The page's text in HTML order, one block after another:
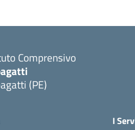
Comprensivo
(PE)
I